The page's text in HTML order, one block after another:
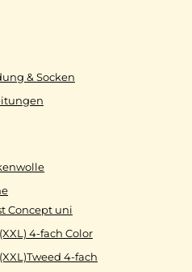
& Socken
Concept uni
4-fach Color
4-fach